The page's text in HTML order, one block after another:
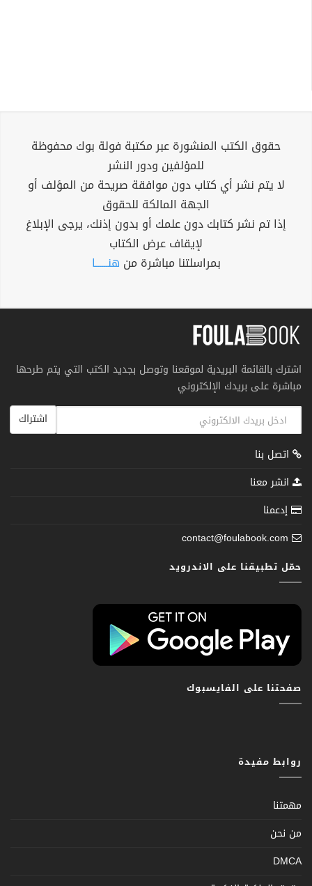
حقوق الكتب المنشورة عبر مكتبة فولة بوك محفوظة
للمؤلفين ودور النشر
لا يتم نشر أي كتاب دون موافقة صريحة من المؤلف أو
الجهة المالكة للحقوق
إذا تم نشر كتابك دون علمك أو بدون إذنك، يرجى الإبلاغ
لإيقاف عرض الكتاب
بمراسلتنا مباشرة من هنــــــا
اشترك بالقائمة البريدية لموقعنا وتوصل بجديد الكتب التي يتم طرحها
مباشرة على بريدك الإلكتروني
اشتراك
اتصل بنا
انشر معنا
إدعمنا
contact@foulabook.com
حمّل تطبيقنا على الاندرويد
صفحتنا على الفايسبوك
روابط مفيدة
مهمتنا
من نحن
DMCA